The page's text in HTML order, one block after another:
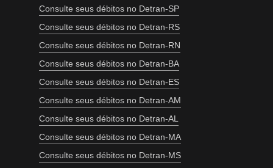
Consulte seus débitos no Detran-SP
Consulte seus débitos no Detran-RS
Consulte seus débitos no Detran-RN
Consulte seus débitos no Detran-BA
Consulte seus débitos no Detran-ES
Consulte seus débitos no Detran-AM
Consulte seus débitos no Detran-AL
Consulte seus débitos no Detran-MA
Consulte seus débitos no Detran-MS